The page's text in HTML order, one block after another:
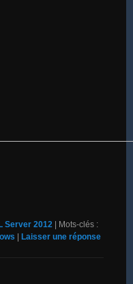
Server 2012 | Mots-clés :
| Laisser une réponse